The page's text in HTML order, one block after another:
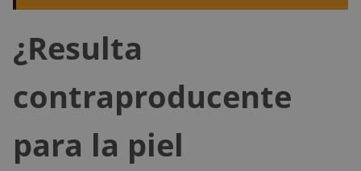
¿Resulta
contraproducente
para la piel